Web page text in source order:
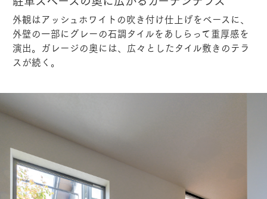
外観はアッシュホワイトの吹き付け仕上げをベースに、
外壁の一部にグレーの石調タイルをあしらって重厚感を
演出。ガレージの奥には、広々としたタイル敷きのテラ
スが続く。